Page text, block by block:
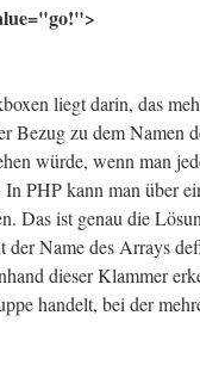
liegt darin, das
Bezug zu dem Namen
würde, wenn man
PHP kann man über
Das ist genau die
Name des Arrays
dieser Klammer
handelt, bei der